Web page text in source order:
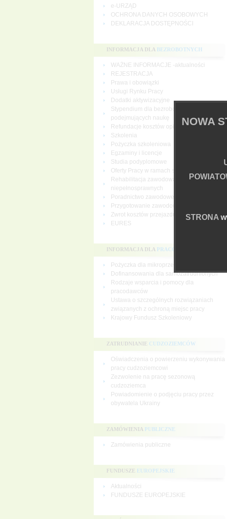
e-URZĄD
OCHRONA DANYCH OSOBOWYCH
DEKLARACJA DOSTĘPNOŚCI
INFORMACJA DLA BEZROBOTNYCH
WAŻNE INFORMACJE -aktualności
REJESTRACJA
Prawa i obowiązki
Usługi Rynku Pracy
Dodatki aktywizacyjne
Stypendium dla bezrobotnych
podejmujących naukę
Refundacje kosztów opieki nad dzieckiem
Szkolenia
Pożyczka szkoleniowa
Egzaminy i licencje
Studia podyplomowe
Oferty Pracy w ramach sieci EURES
Rehabilitacja zawodowa osób
niepełnosprawnych
Poradnictwo zawodowe
Przygotowanie zawodowe dorosłych
Zwrot kosztów przejazdu i zakwaterowania
EURES
INFORMACJA DLA PRACODAWCÓW
Pożyczka dla mikroprzedsiębiorców
Dofinansowania dla samozatrudnionych
Rodzaje wsparcia i pomocy dla
pracodawców
Ustawa o szczególnych rozwiązaniach
związanych z ochroną miejsc pracy
Krajowy Fundusz Szkoleniowy
ZATRUDNIANIE CUDZOZIEMCÓW
Oświadczenia o powierzeniu wykonywania
pracy cudzoziemcowi
Zezwolenie na pracę sezonową
cudzoziemca
Powiadomienie o podjęciu pracy przez
obywatela Ukrainy
ZAMÓWIENIA PUBLICZNE
Zamówienia publiczne
FUNDUSZE EUROPEJSKIE
Aktualności
FUNDUSZE EUROPEJSKIE
NOWA
STRONA